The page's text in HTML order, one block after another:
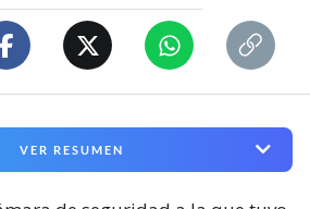
VER RESUMEN